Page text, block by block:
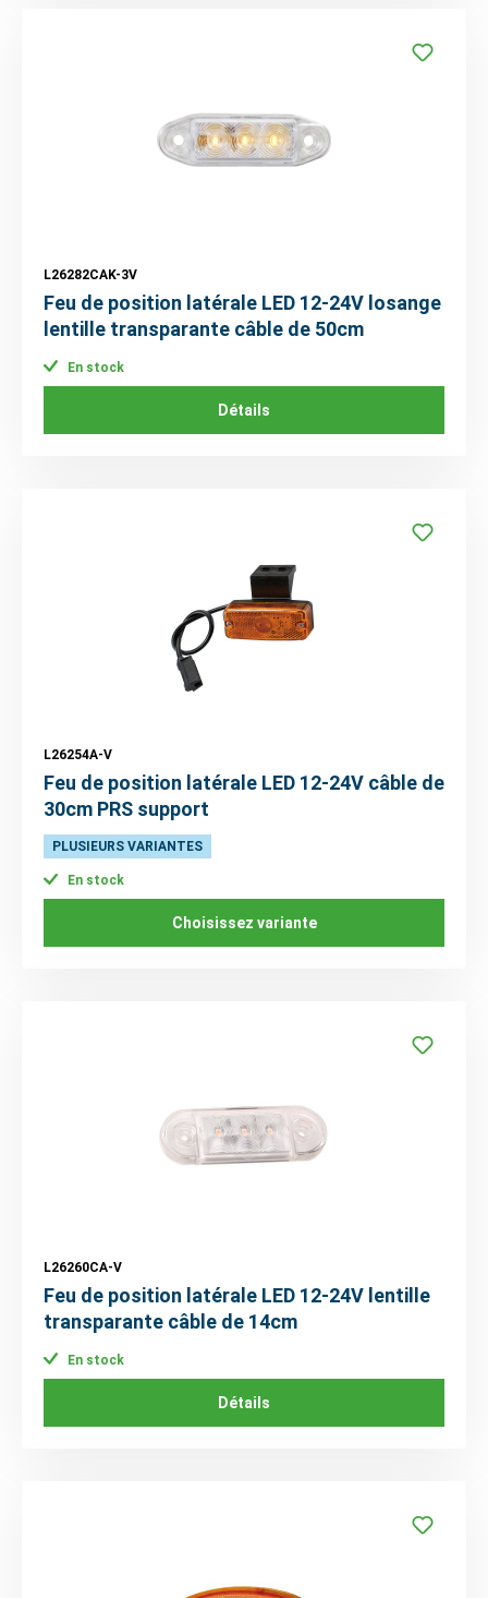
L26282CAK-3V
Feu de position latérale LED 12-24V losange
lentille transparante câble de 50cm
En stock
Détails
L26254A-V
Feu de position latérale LED 12-24V câble de
30cm PRS support
PLUSIEURS VARIANTES
En stock
Choisissez variante
L26260CA-V
Feu de position latérale LED 12-24V lentille
transparante câble de 14cm
En stock
Détails